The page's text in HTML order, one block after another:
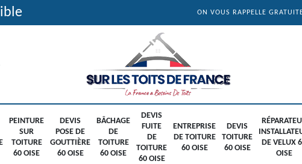
ON VOUS RAPPELLE
PEINTURE
SUR
TOITURE
60 OISE
DEVIS
POSE DE
GOUTTIÈRE
60 OISE
BÂCHAGE
DE
TOITURE
60 OISE
DEVIS
FUITE
DE
TOITURE
60 OISE
ENTREPRISE
DE TOITURE
60 OISE
DEVIS
TOITURE
60 OISE
DE VELUX
OISE